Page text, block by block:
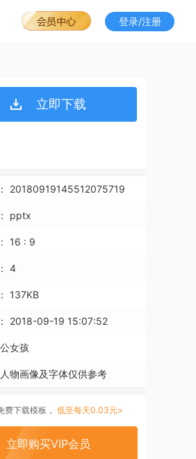
登录/注册
立即下载
20180919145512075719
pptx
16 : 9
4
137KB
2018-09-19 15:07:52
女孩
人物画像及字体仅供参考
费下载模板， 低至每天0.03元>
立即购买VIP会员